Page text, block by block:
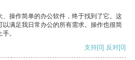
、操作简单的办公软件，终于找到了它。这
以满足我日常办公的所有需求。操作也很简
。
支持[0] 反对[0]